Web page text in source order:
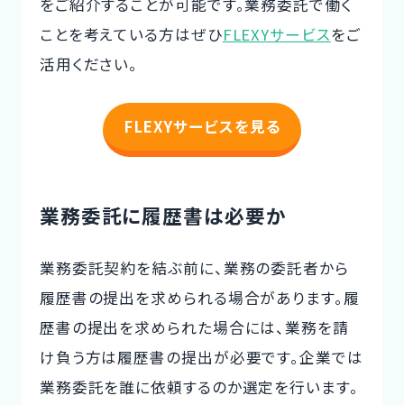
をご紹介することが可能です。業務委託で働く
ことを考えている方はぜひFLEXYサービスをご
活用ください。
FLEXYサービスを見る
業務委託に履歴書は必要か
業務委託契約を結ぶ前に、業務の委託者から
履歴書の提出を求められる場合があります。履
歴書の提出を求められた場合には、業務を請
け負う方は履歴書の提出が必要です。企業では
業務委託を誰に依頼するのか選定を行います。